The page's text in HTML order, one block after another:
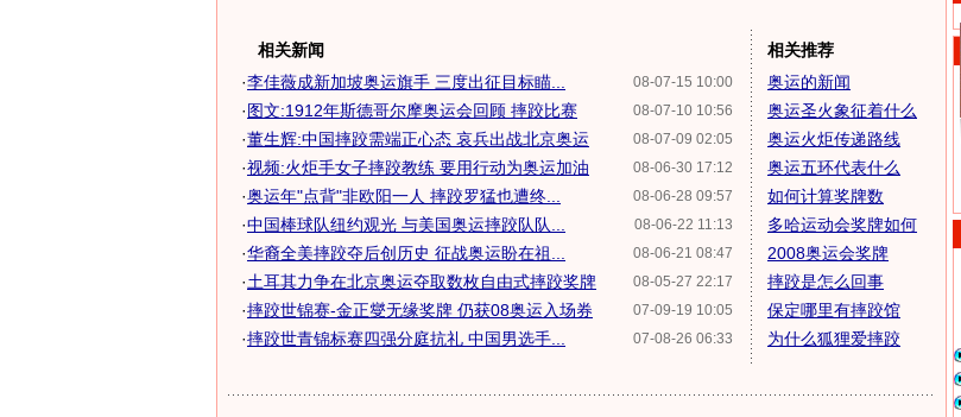
相关新闻
08-07-15 10:00
·李佳薇成新加坡奥运旗手 三度出征目标瞄...
08-07-10 10:56
·图文:1912年斯德哥尔摩奥运会回顾 摔跤比赛
08-07-09 02:05
·董生辉:中国摔跤需端正心态 哀兵出战北京奥运
08-06-30 17:12
·视频:火炬手女子摔跤教练 要用行动为奥运加油
08-06-28 09:57
·奥运年"点背"非欧阳一人 摔跤罗猛也遭终...
08-06-22 11:13
·中国棒球队纽约观光 与美国奥运摔跤队队...
08-06-21 08:47
·华裔全美摔跤夺后创历史 征战奥运盼在祖...
08-05-27 22:17
·土耳其力争在北京奥运夺取数枚自由式摔跤奖牌
07-09-19 10:05
·摔跤世锦赛-金正燮无缘奖牌 仍获08奥运入场券
07-08-26 06:33
·摔跤世青锦标赛四强分庭抗礼 中国男选手...
相关推荐
奥运的新闻
奥运圣火象征着什么
奥运火炬传递路线
奥运五环代表什么
如何计算奖牌数
多哈运动会奖牌如何
2008奥运会奖牌
摔跤是怎么回事
保定哪里有摔跤馆
为什么狐狸爱摔跤